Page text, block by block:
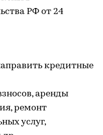
РФ от 24
кредитные
аренды
ремонт
услуг,